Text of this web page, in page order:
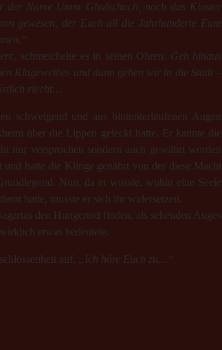
der Name Umm Ghulschach, noch das Kloster
gewesen, der Euch all die Jahrhunderte Eure
, schmeichelte es in seinen Ohren. Geh hinaus
Klageweibes und dann gehen wir in die Stadt –
riecht…
schweigend und aus blutunterlaufenen Augen
über die Lippen geleckt hatte. Er kannte die
nur versprochen sondern auch gewährt worden
hatte die Klinge genährt von der diese Macht
Nun, da er wusste, wohin eine Seele
hatte, musste er sich ihr widersetzen.
den Hungertod finden, als sehenden Auges
etwas bedeutete.
auf. „Ich höre Euch zu…“